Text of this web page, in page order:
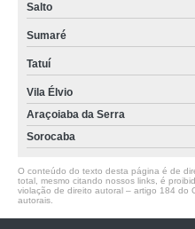
Salto
Sumaré
Tatuí
Vila Élvio
Araçoiaba da Serra
Sorocaba
O conteúdo do texto desta página é de
total, mesmo citando nossos links, é
violação de direito autoral – artigo 184 do
autorais